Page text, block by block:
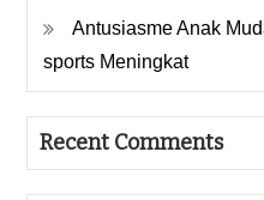
Antusiasme Anak
sports Meningkat
Recent Comments